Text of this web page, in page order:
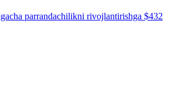
parrandachilikni rivojlantirishga $432